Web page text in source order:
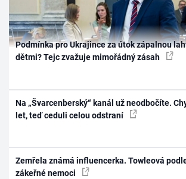
Podmínka pro Ukrajince za útok zápalnou
dětmi? Tejc zvažuje mimořádný zásah
Na „Švarcenberský“ kanál už neodbočíte.
let, teď ceduli celou odstraní
Zemřela známá influencerka. Towleová
zákeřné nemoci